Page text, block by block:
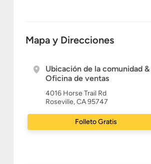
Mapa y Direcciones
Ubicación de la comunidad &
Oficina de ventas
4016 Horse Trail Rd
Roseville, CA 95747
Folleto Gratis